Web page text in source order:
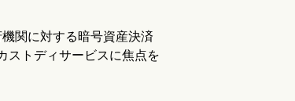
関に対する暗号資産決済
ストディサービスに焦点を